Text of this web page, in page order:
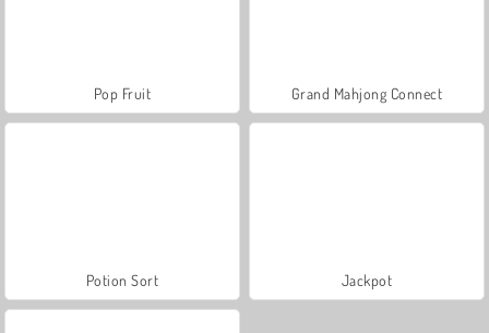
Pop Fruit Grand Mahjong Connect
Potion Sort Jackpot